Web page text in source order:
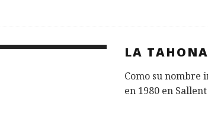
LA
Como su nombre
en 1980 en